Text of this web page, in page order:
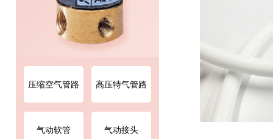
压缩空气管路 高压特气管路
气动软管 气动接头
￥0.00